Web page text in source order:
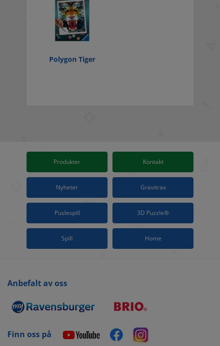
Polygon Tiger
Produkter Kontakt
Nyheter Gravitrax
Puslespill 3D Puzzle®
Spill Home
Anbefalt av oss
Finn oss på